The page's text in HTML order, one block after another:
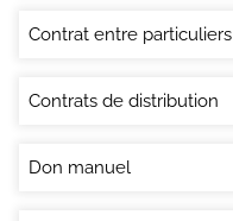
Contrat entre particuliers
Contrats de distribution
Don manuel